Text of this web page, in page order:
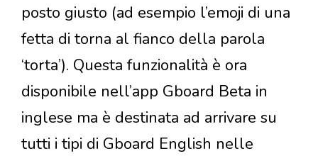
posto giusto (ad esempio l’emoji di una
fetta di torna al fianco della parola
‘torta’). Questa funzionalità è ora
disponibile nell’app Gboard Beta in
inglese ma è destinata ad arrivare su
tutti i tipi di Gboard English nelle